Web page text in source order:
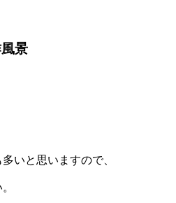
景
いと思いますので、